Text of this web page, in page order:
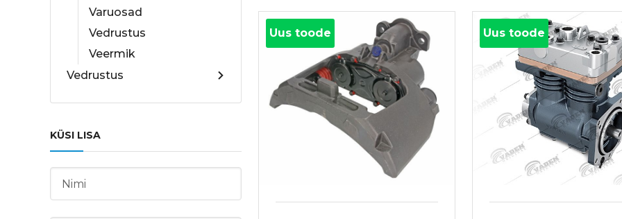
Varuosad
Vedrustus
Veermik
Vedrustus
KÜSI LISA
Uus toode Uus toode